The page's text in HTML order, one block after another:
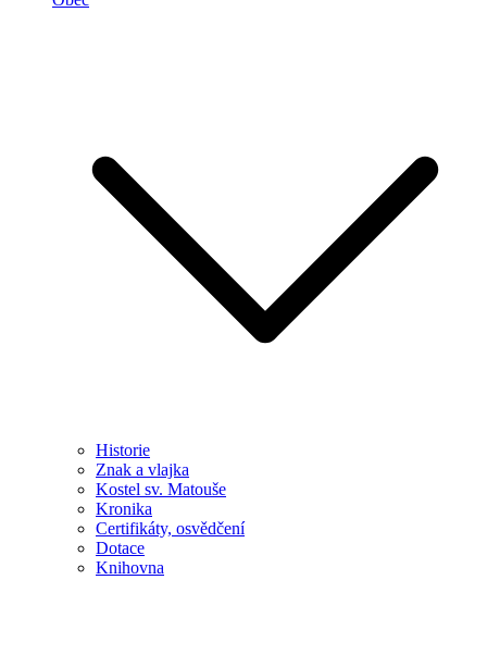
Historie
Znak a vlajka
Kostel sv. Matouše
Kronika
Certifikáty, osvědčení
Dotace
Knihovna